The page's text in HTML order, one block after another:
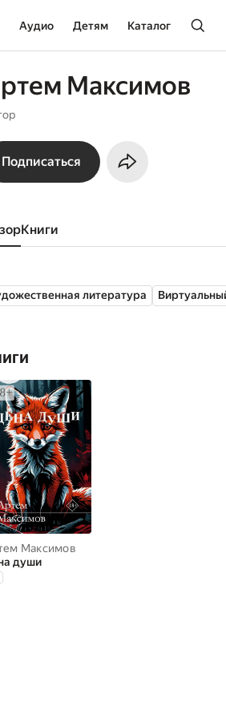
Аудио Детям Каталог
Максимов
Подписаться
книги
литература
Максимов
души